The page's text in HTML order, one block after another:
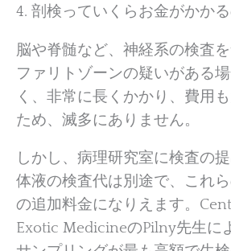
4. 剖検っていくらお金がかかる
脳や脊髄など、神経系の検査
ファリトゾーンの疑いがある
く、非常に長くかかり、費用
ため、滅多にありません。
しかし、病理研究室に検査の
体液の検査代は別途で、これ
の追加料金になりえます。
Exotic MedicineのPilny先生に